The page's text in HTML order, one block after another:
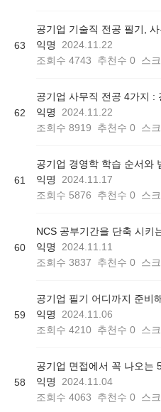
63
익명
2024.11.22
조회수 4743 추천수 0 스
62
익명
2024.11.22
조회수 8919 추천수 0 스
61
익명
2024.11.17
조회수 5876 추천수 0 스
60
익명
2024.11.11
조회수 3837 추천수 0 스
59
익명
2024.11.06
조회수 4210 추천수 0 스
58
익명
2024.11.04
조회수 4063 추천수 0 스